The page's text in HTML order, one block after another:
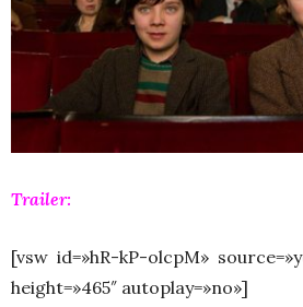
Trailer:
[vsw id=»hR-kP-olcpM»
height=»465″ autoplay=»no»]